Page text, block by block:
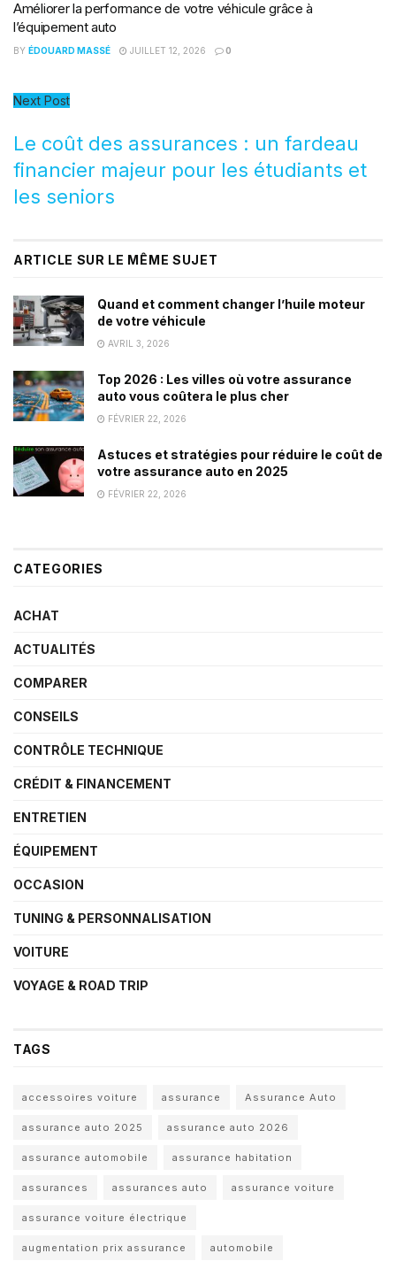
Améliorer la performance de votre véhicule grâce à
l’équipement auto
BY ÉDOUARD MASSÉ JUILLET 12, 2026 0
Next Post
Le coût des assurances : un fardeau
financier majeur pour les étudiants et
les seniors
ARTICLE SUR LE MÊME SUJET
Quand et comment changer l’huile moteur
de votre véhicule
AVRIL 3, 2026
Top 2026 : Les villes où votre assurance
auto vous coûtera le plus cher
FÉVRIER 22, 2026
Astuces et stratégies pour réduire le coût de
votre assurance auto en 2025
FÉVRIER 22, 2026
CATEGORIES
ACHAT
ACTUALITÉS
COMPARER
CONSEILS
CONTRÔLE TECHNIQUE
CRÉDIT & FINANCEMENT
ENTRETIEN
ÉQUIPEMENT
OCCASION
TUNING & PERSONNALISATION
VOITURE
VOYAGE & ROAD TRIP
TAGS
accessoires voiture assurance Assurance Auto
assurance auto 2025 assurance auto 2026
assurance automobile assurance habitation
assurances assurances auto assurance voiture
assurance voiture électrique
augmentation prix assurance automobile